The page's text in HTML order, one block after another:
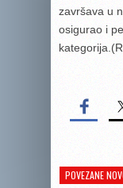
završava u
osigurao i
POVEZANE